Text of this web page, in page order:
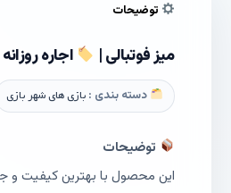
توضیحات
میز فوتبالی | اجاره روزانه
دسته بندی :بازی های شهر بازی
توضیحات
این محصول با بهترین کیفیت و